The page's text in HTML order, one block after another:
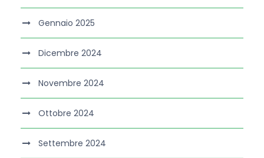
Gennaio 2025
Dicembre 2024
Novembre 2024
Ottobre 2024
Settembre 2024